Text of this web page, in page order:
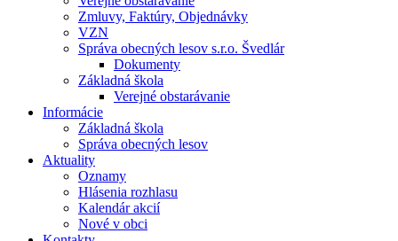
Zmluvy, Faktúry, Objednávky
VZN
Správa obecných lesov s.r.o. Švedlár
Dokumenty
Základná škola
Verejné obstarávanie
Informácie
Základná škola
Správa obecných lesov
Aktuality
Oznamy
Hlásenia rozhlasu
Kalendár akcií
Nové v obci